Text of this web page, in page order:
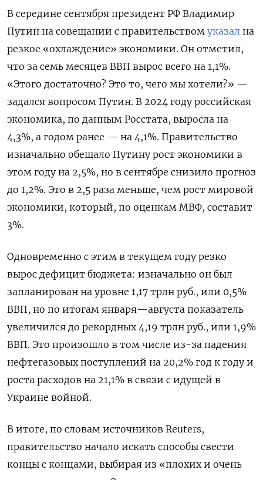
В середине сентября президент РФ Владимир
Путин на совещании с правительством указал на
резкое «охлаждение» экономики. Он отметил,
что за семь месяцев ВВП вырос всего на 1,1%.
«Этого достаточно? Это то, чего мы хотели?» —
задался вопросом Путин. В 2024 году российская
экономика, по данным Росстата, выросла на
4,3%, а годом ранее — на 4,1%. Правительство
изначально обещало Путину рост экономики в
этом году на 2,5%, но в сентябре снизило прогноз
до 1,2%. Это в 2,5 раза меньше, чем рост мировой
экономики, который, по оценкам МВФ, составит
3%.
Одновременно с этим в текущем году резко
вырос дефицит бюджета: изначально он был
запланирован на уровне 1,17 трлн руб., или 0,5%
ВВП, но по итогам января—августа показатель
увеличился до рекордных 4,19 трлн руб., или 1,9%
ВВП. Это произошло в том числе из-за падения
нефтегазовых поступлений на 20,2% год к году и
роста расходов на 21,1% в связи с идущей в
Украине войной.
В итоге, по словам источников Reuters,
правительство начало искать способы свести
концы с концами, выбирая из «плохих и очень